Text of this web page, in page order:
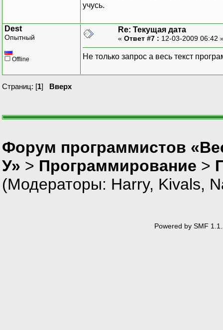
учусь.
Dest
Опытный
Offline
Re: Текущая дата
« Ответ #7 : 12-03-2009 06:42
Не только запрос а весь текст
Страниц: [1] Вверх
Форум программистов
У» > Программирование >
(Модераторы: Harry, Kivals,
Powered by SMF